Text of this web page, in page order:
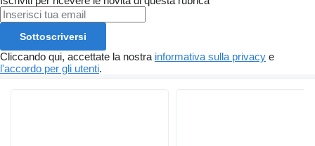
Sottoscriversi
Cliccando qui, accettate la nostra informativa sulla privacy e
l'accordo per gli utenti.